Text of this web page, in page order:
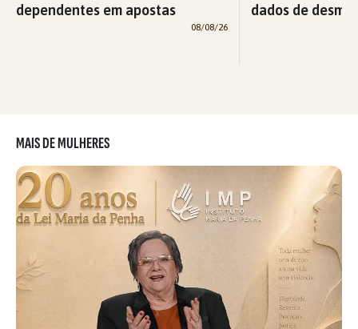
dependentes em apostas
08/08/26
dados de
MAIS DE MULHERES